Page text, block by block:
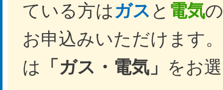
ている方はガス と 電気
お申込みいただけます
は 「ガス・電気」 をお